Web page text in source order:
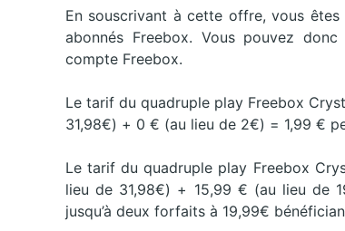
En souscrivant à cette offre, vous
abonnés Freebox. Vous pouvez
compte Freebox.
Le tarif du quadruple play Freebox
31,98€) + 0 € (au lieu de 2€) = 1,99 €
Le tarif du quadruple play Freebox
lieu de 31,98€) + 15,99 € (au lieu de
jusqu’à deux forfaits à 19,99€